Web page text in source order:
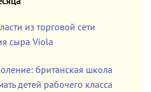
из торговой сети
сыра Viola
британская школа
детей рабочего класса